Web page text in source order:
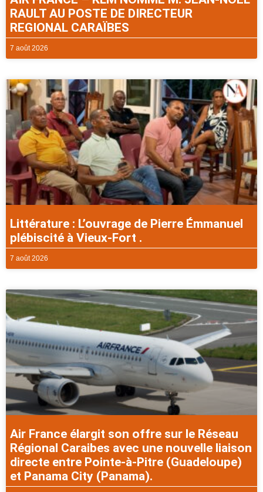
RAULT AU POSTE DE DIRECTEUR
REGIONAL CARAÏBES
7 août 2026
Littérature : L’ouvrage de Pierre Émmanuel
plébiscité à Vieux-Fort .
7 août 2026
Air France élargit son offre sur le Réseau
Régional Caraibes avec une nouvelle liaison
directe entre Pointe-à-Pitre (Guadeloupe)
et Panama City (Panama).